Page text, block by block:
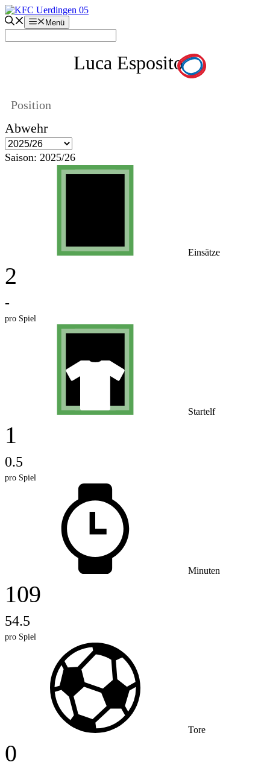
Zum
Inhalt
springen
Menü
Luca Esposito
Position
Abwehr
Saison: 2025/26
Einsätze
2
-
pro Spiel
Startelf
1
0.5
pro Spiel
Minuten
109
54.5
pro Spiel
Tore
0